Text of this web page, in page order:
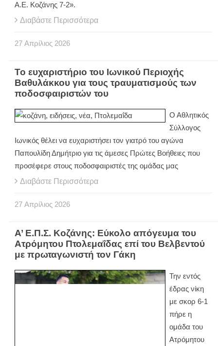
Α.Ε. Κοζάνης 7-2».
Διαβάστε Περισσότερα
27 Απρίλιος 2026
Το ευχαριστήριο του Ιωνικού Περιοχής
Βαθυλάκκου για τους τραυματισμούς των
ποδοσφαιριστών του
Ο Αθλητικός
Σύλλογος
Ιωνικός θέλει να ευχαριστήσει τον γιατρό του αγώνα
Παπουλίδη Δημήτριο για τις άμεσες Πρώτες Βοήθειες που
προσέφερε στους ποδοσφαιριστές της ομάδας μας
Διαβάστε Περισσότερα
27 Απρίλιος 2026
Α’ Ε.Π.Σ. Κοζάνης: Εύκολο απόγευμα του
Ατρόμητου Πτολεμαΐδας επί του Βελβεντού
με πρωταγωνιστή τον Γάκη
Την εντός
έδρας νίκη
με σκορ 6-1
πήρε η
ομάδα του
Ατρόμητου